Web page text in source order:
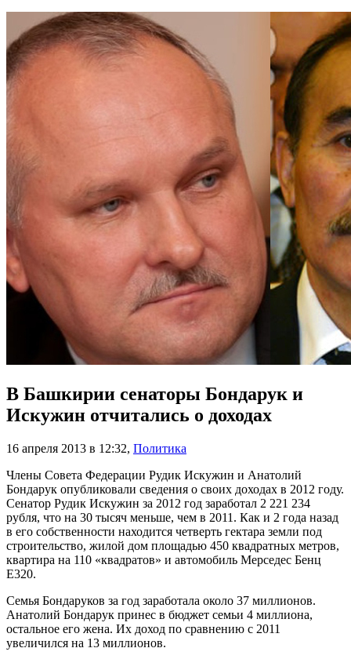
В Башкирии сенаторы Бондарук и
Искужин отчитались о доходах
16 апреля 2013 в 12:32, Политика
Члены Совета Федерации Рудик Искужин и Анатолий
Бондарук опубликовали сведения о своих доходах в 2012 году.
Сенатор Рудик Искужин за 2012 год заработал 2 221 234
рубля, что на 30 тысяч меньше, чем в 2011. Как и 2 года назад
в его собственности находится четверть гектара земли под
строительство, жилой дом площадью 450 квадратных метров,
квартира на 110 «квадратов» и автомобиль Мерседес Бенц
Е320.
Семья Бондаруков за год заработала около 37 миллионов.
Анатолий Бондарук принес в бюджет семьи 4 миллиона,
остальное его жена. Их доход по сравнению с 2011
увеличился на 13 миллионов.